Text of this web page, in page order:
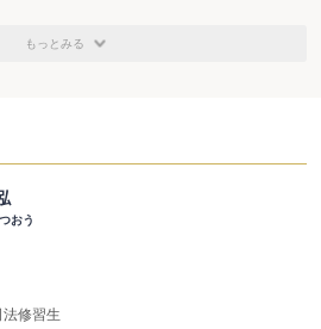
）
化
いう理由で、監護親の同意を得ずに面会交流
的制約
務があるか
推移
もっとみる
おう
修習生